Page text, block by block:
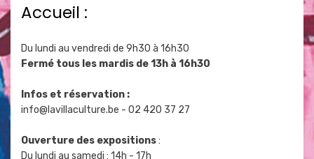
Accueil :
Du lundi au vendredi de 9h30 à 16h30
Fermé tous les mardis de 13h à 16h30
Infos et réservation :
info@lavillaculture.be - 02 420 37 27
Ouverture des expositions:
Du lundi au samedi : 14h - 17h